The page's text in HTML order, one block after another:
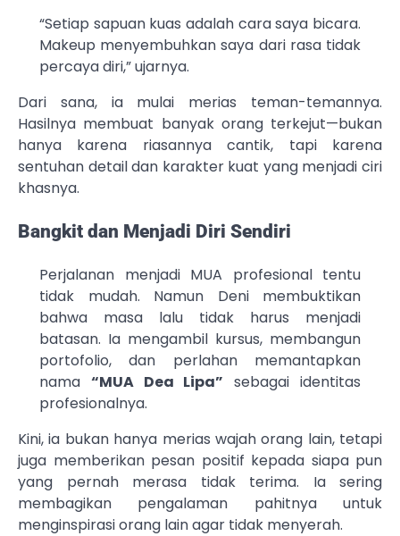
“Setiap sapuan kuas adalah cara saya bicara.
Makeup menyembuhkan saya dari rasa tidak
percaya diri,” ujarnya.
Dari sana, ia mulai merias teman-temannya.
Hasilnya membuat banyak orang terkejut—bukan
hanya karena riasannya cantik, tapi karena
sentuhan detail dan karakter kuat yang menjadi ciri
khasnya.
Bangkit dan Menjadi Diri Sendiri
Perjalanan menjadi MUA profesional tentu
tidak mudah. Namun Deni membuktikan
bahwa masa lalu tidak harus menjadi
batasan. Ia mengambil kursus, membangun
portofolio, dan perlahan memantapkan
nama “MUA Dea Lipa” sebagai identitas
profesionalnya.
Kini, ia bukan hanya merias wajah orang lain, tetapi
juga memberikan pesan positif kepada siapa pun
yang pernah merasa tidak terima. Ia sering
membagikan pengalaman pahitnya untuk
menginspirasi orang lain agar tidak menyerah.